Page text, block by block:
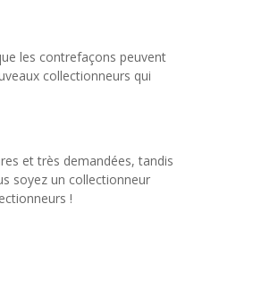
les contrefaçons peuvent
collectionneurs qui
et très demandées, tandis
soyez un collectionneur
!